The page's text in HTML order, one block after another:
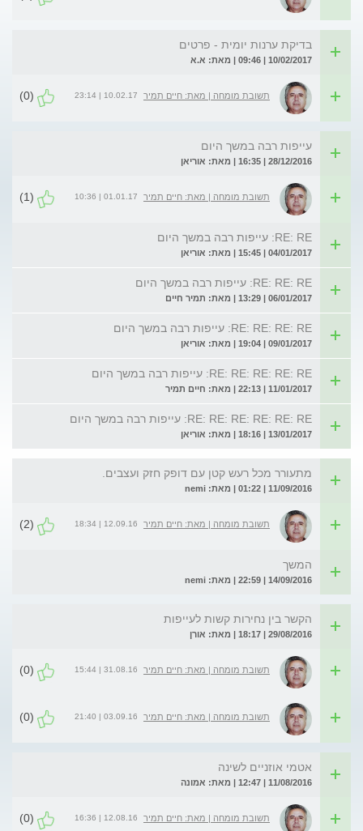
בדיקת ערנות יומית - פרטים
10/02/2017 | 09:46 | מאת: א.א
תשובת מומחה | מאת: חיים תמיר 10.02.17 | 23:14
(0)
עייפות רבה במשך היום
28/12/2016 | 16:35 | מאת: אוריאן
תשובת מומחה | מאת: חיים תמיר 01.01.17 | 10:36
(1)
RE: RE: עייפות רבה במשך היום
04/01/2017 | 15:45 | מאת: אוריאן
RE: RE: RE: עייפות רבה במשך היום
06/01/2017 | 13:29 | מאת: תמיר חיים
RE: RE: RE: RE: עייפות רבה במשך היום
09/01/2017 | 19:04 | מאת: אוריאן
RE: RE: RE: RE: RE: עייפות רבה במשך היום
11/01/2017 | 22:13 | מאת: חיים תמיר
RE: RE: RE: RE: RE: RE: עייפות רבה במשך היום
13/01/2017 | 18:16 | מאת: אוריאן
מתעורר מכל רעש קטן עם דופק חזק ועצבים.
11/09/2016 | 01:22 | מאת: nemi
תשובת מומחה | מאת: חיים תמיר 12.09.16 | 18:34
(2)
המשך
14/09/2016 | 22:59 | מאת: nemi
הקשר בין נחירות קשות לעייפות
29/08/2016 | 18:17 | מאת: אורן
תשובת מומחה | מאת: חיים תמיר 31.08.16 | 15:44
(0)
תשובת מומחה | מאת: חיים תמיר 03.09.16 | 21:40
(0)
אטמי אוזניים לשינה
11/08/2016 | 12:47 | מאת: אמונה
תשובת מומחה | מאת: חיים תמיר 12.08.16 | 16:36
(0)